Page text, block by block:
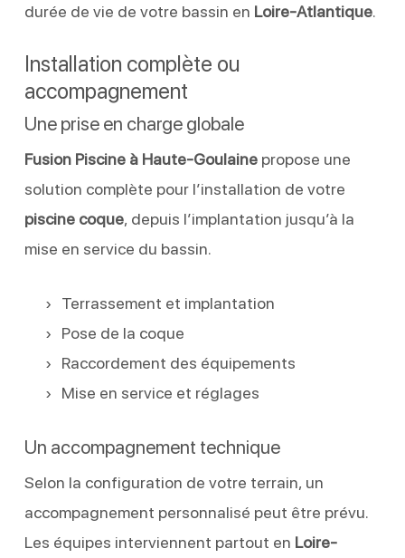
durée de vie de votre bassin en Loire-Atlantique.
Installation complète ou
accompagnement
Une prise en charge globale
Fusion Piscine à Haute-Goulainepropose une
solution complète pour l’installation de votre
piscine coque, depuis l’implantation jusqu’à la
mise en service du bassin.
Terrassement et implantation
Pose de la coque
Raccordement des équipements
Mise en service et réglages
Un accompagnement technique
Selon la configuration de votre terrain, un
accompagnement personnalisé peut être prévu.
Les équipes interviennent partout en Loire-